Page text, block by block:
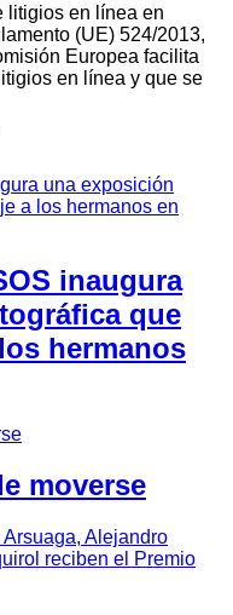
litigios en línea en
(UE) 524/2013,
Europea facilita
en línea y que se
inaugura
que
hermanos
moverse